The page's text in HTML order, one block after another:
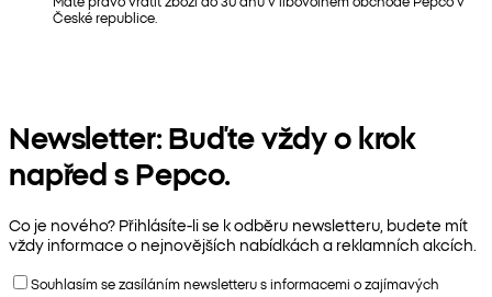
České republice.
Newsletter: Buďte vždy o krok
napřed s Pepco.
Co je nového? Přihlásíte-li se k odběru newsletteru, budete mít
vždy informace o nejnovějších nabídkách a reklamních akcích.
Souhlasím se zasíláním newsletteru s informacemi o zajímavých